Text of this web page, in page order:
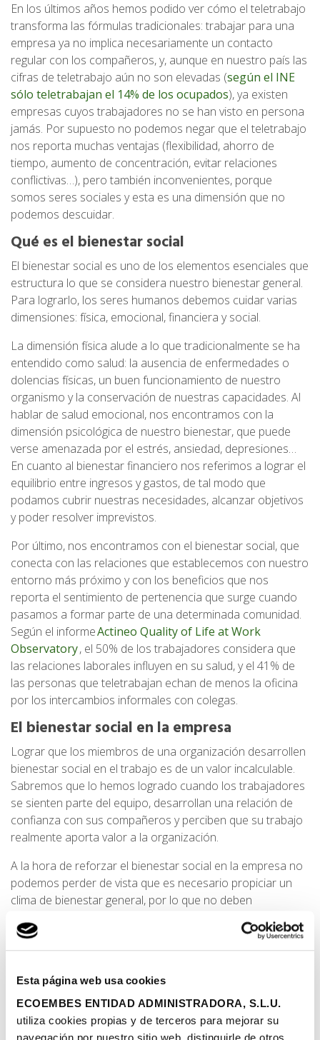
Esta página web usa cookies
ECOEMBES ENTIDAD ADMINISTRADORA, S.L.U.
utiliza cookies propias y de terceros para mejorar su
navegación por nuestro sitio web, distinguirle de otros
En los últimos años hemos podido ver cómo el teletrabajo
transforma las fórmulas tradicionales: trabajar para una
empresa ya no implica necesariamente un contacto
regular con los compañeros, y, aunque en nuestro país las
cifras de teletrabajo aún no son elevadas (según el INE
sólo teletrabajan el 14% de los ocupados), ya existen
empresas cuyos trabajadores no se han visto en persona
jamás. Por supuesto no podemos negar que el teletrabajo
nos reporta muchas ventajas (flexibilidad, ahorro de
tiempo, aumento de concentración, evitar relaciones
conflictivas…), pero también inconvenientes, porque
somos seres sociales y esta es una dimensión que no
podemos descuidar.
Qué es el bienestar social
El bienestar social es uno de los elementos esenciales que
estructura lo que se considera nuestro bienestar general.
Para lograrlo, los seres humanos debemos cuidar varias
dimensiones: física, emocional, financiera y social.
La dimensión física alude a lo que tradicionalmente se ha
entendido como salud: la ausencia de enfermedades o
dolencias físicas, un buen funcionamiento de nuestro
organismo y la conservación de nuestras capacidades. Al
hablar de salud emocional, nos encontramos con la
dimensión psicológica de nuestro bienestar, que puede
verse amenazada por el estrés, ansiedad, depresiones…
En cuanto al bienestar financiero nos referimos a lograr el
equilibrio entre ingresos y gastos, de tal modo que
podamos cubrir nuestras necesidades, alcanzar objetivos
y poder resolver imprevistos.
Por último, nos encontramos con el bienestar social, que
conecta con las relaciones que establecemos con nuestro
entorno más próximo y con los beneficios que nos
reporta el sentimiento de pertenencia que surge cuando
pasamos a formar parte de una determinada comunidad.
Según el informeActineo Quality of Life at Work
Observatory, el 50% de los trabajadores considera que
las relaciones laborales influyen en su salud, y el 41% de
las personas que teletrabajan echan de menos la oficina
por los intercambios informales con colegas.
El bienestar social en la empresa
Lograr que los miembros de una organización desarrollen
bienestar social en el trabajo es de un valor incalculable.
Sabremos que lo hemos logrado cuando los trabajadores
se sienten parte del equipo, desarrollan una relación de
confianza con sus compañeros y perciben que su trabajo
realmente aporta valor a la organización.
A la hora de reforzar el bienestar social en la empresa no
podemos perder de vista que es necesario propiciar un
clima de bienestar general, por lo que no deben
Cuando una persona tiene cubiertas estas tres
dimensiones, de manera natural buscará socializar y
establecer buenas relaciones en el contexto de trabajo
tendrá un impacto muy positivo en la salud emocional.
Además, no podemos perder de vista que estas dinámicas